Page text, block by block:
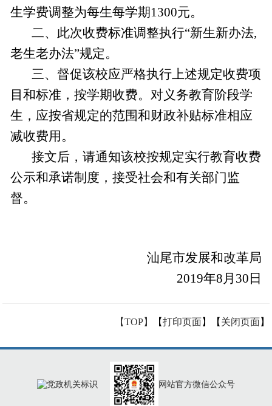
生学费调整为每生每学期1300元。
二、此次收费标准调整执行“新生新办法,
老生老办法”规定。
三、督促该校应严格执行上述规定收费项
目和标准，按学期收费。对义务教育阶段学
生，应按省规定的范围和财政补贴标准相应
减收费用。
接文后，请通知该校按规定实行教育收费
公示和承诺制度，接受社会和有关部门监
督。
汕尾市发展和改革局
2019年8月30日
【TOP】 【打印页面】【 关闭页面】
网站官方微信公众号